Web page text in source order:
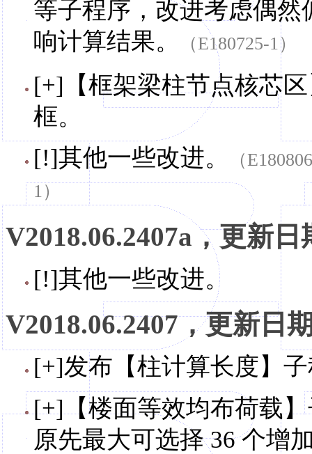
等子程序，改进考虑偶
响计算结果。
（E180725-1）
[+]【框架梁柱节点核芯
框。
[!]其他一些改进。
（
1）
V2018.06.2407a，更新日
[!]其他一些改进。
V2018.06.2407，更新日
[+]发布【柱计算长度】
[+]【楼面等效均布荷载
原先最大可选择 36 个增